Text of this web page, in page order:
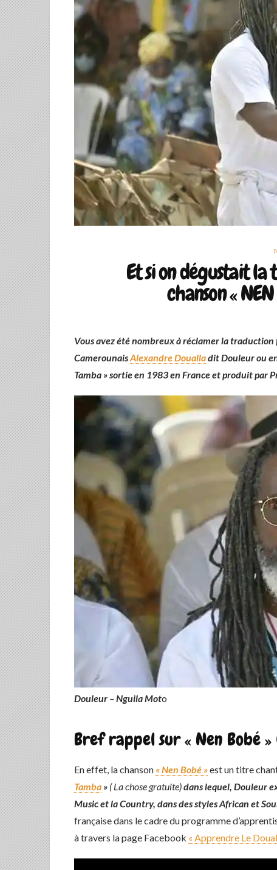
Et si on dégustait
chanson «
Vous avez été nombreux à réclamer la traduction
CamerounaisAlexandre Doualladit Douleur ou
Tamba » sortie en 1983 en Franceet produit par
Douleur – Nguila Moto
Bref rappel sur « Nen Bobé »
En effet, la chanson « Nen Bobé »est un titre
Tamba » ( La chose gratuite)dans lequel, Douleur
Music et la Country, dans des styles African et
française dans le cadre du programme
à travers la page Facebook « Apprendre Le